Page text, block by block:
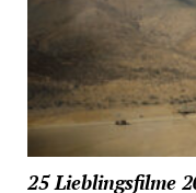
25 Lieblingsfilme